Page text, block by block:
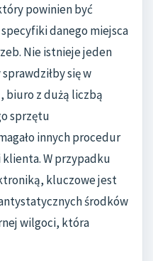
powinien być
danego miejsca
Nie istnieje jeden
się w
biuro z dużą liczbą
sprzętu
innych procedur
W przypadku
kluczowe jest
środków
wilgoci, która